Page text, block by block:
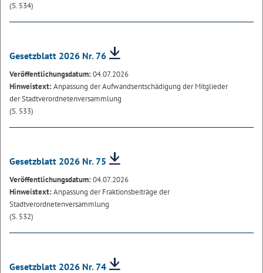
(S. 534)
Gesetzblatt 2026 Nr. 76
Veröffentlichungsdatum:04.07.2026
Hinweistext:Anpassung der Aufwandsentschädigung der Mitglieder
der Stadtverordnetenversammlung
(S. 533)
Gesetzblatt 2026 Nr. 75
Veröffentlichungsdatum:04.07.2026
Hinweistext:Anpassung der Fraktionsbeiträge der
Stadtverordnetenversammlung
(S. 532)
Gesetzblatt 2026 Nr. 74